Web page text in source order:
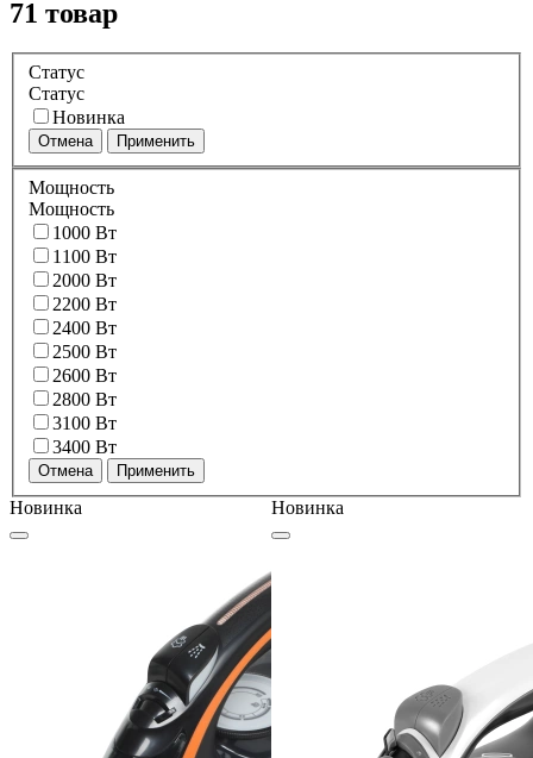
71 товар
Статус
Статус
Новинка
Отмена Применить
Мощность
Мощность
1000 Вт
1100 Вт
2000 Вт
2200 Вт
2400 Вт
2500 Вт
2600 Вт
2800 Вт
3100 Вт
3400 Вт
Отмена Применить
Новинка Новинка